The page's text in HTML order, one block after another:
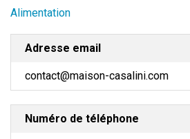
Alimentation
Adresse email
contact@maison-casalini.com
Numéro de téléphone